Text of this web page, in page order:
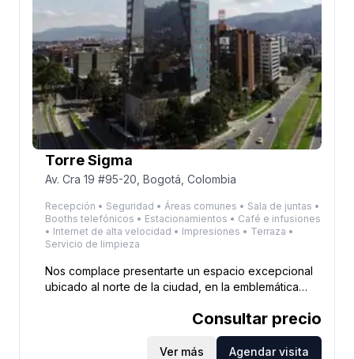
Torre Sigma
Av. Cra 19 #95-20, Bogotá, Colombia
Recepción • Seguridad • Áreas comunes • Sala de juntas •
Booths telefónicos • Estacionamientos • Café e infusiones
• Internet de alta velocidad • Impresiones • Terraza •
Servicio de limpieza
Nos complace presentarte un espacio excepcional
ubicado al norte de la ciudad, en la emblemática
Panamericano de Arquitectura. Esta ubicación
privilegiada es el lugar ideal para empresas que
buscan crecer y desarrollar sus ideas en un entorno
Consultar precio
Ver más Agendar visita